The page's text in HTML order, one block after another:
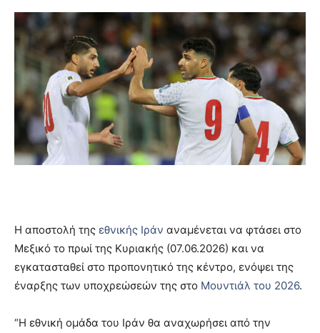
Η αποστολή της εθνικής Ιράν αναμένεται να φτάσει στο
Μεξικό το πρωί της Κυριακής (07.06.2026) και να
εγκατασταθεί στο προπονητικό της κέντρο, ενόψει της
έναρξης των υποχρεώσεών της στο Μουντιάλ του 2026.
“Η εθνική ομάδα του Ιράν θα αναχωρήσει από την